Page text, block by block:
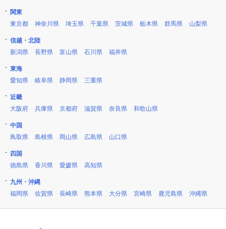
関東
東京都
神奈川県 埼玉県 千葉県 茨城県 栃木県 群馬県 山梨県
信越・北陸
新潟県
長野県 富山県 石川県 福井県
東海
愛知県
岐阜県 静岡県 三重県
近畿
大阪府
兵庫県 京都府 滋賀県 奈良県 和歌山県
中国
鳥取県
島根県 岡山県 広島県 山口県
四国
徳島県
香川県 愛媛県 高知県
九州・沖縄
福岡県
佐賀県 長崎県 熊本県 大分県 宮崎県 鹿児島県 沖縄県